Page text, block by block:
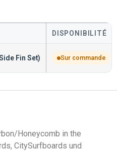
DISPONIBILITÉ
Fin Set) Sur commande
Honeycomb in the
CitySurfboards und